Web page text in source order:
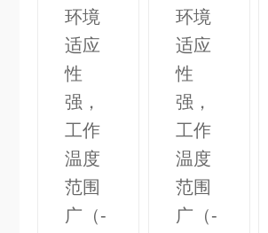
环境
适应
性
强，
工作
温度
范围
广（-
环境
适应
性
强，
工作
温度
范围
广（-